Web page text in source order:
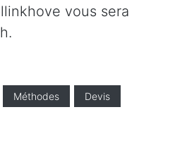
vous sera
Méthodes Devis